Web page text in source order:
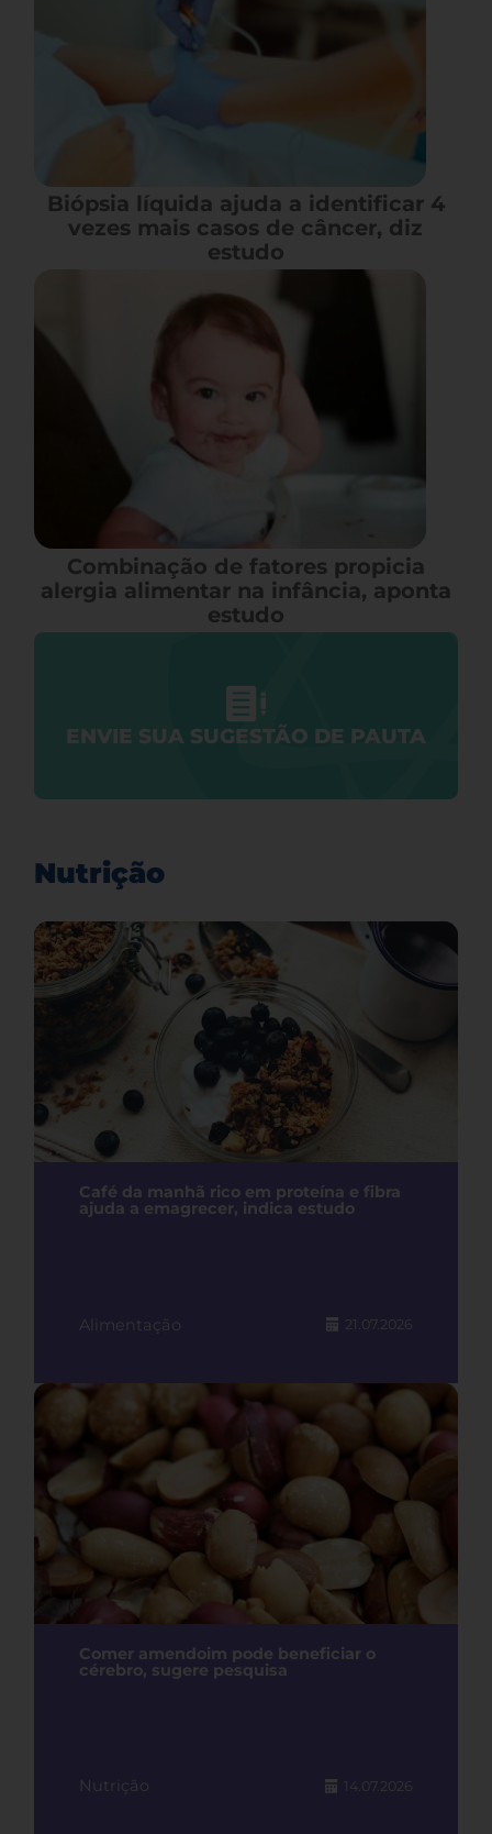
Biópsia líquida ajuda a identificar 4
vezes mais casos de câncer, diz
estudo
Combinação de fatores propicia
alergia alimentar na infância, aponta
estudo
ENVIE SUA SUGESTÃO DE PAUTA
Nutrição
Café da manhã rico em proteína e fibra
ajuda a emagrecer, indica estudo
Alimentação 21.07.2026
Comer amendoim pode beneficiar o
cérebro, sugere pesquisa
Nutrição 14.07.2026